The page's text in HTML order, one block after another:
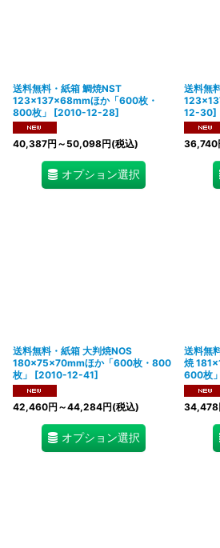
送料無料・紙箱 鯛焼NST
123×137×68mmほか「600枚・
800枚」
[2010-12-28]
40,387円 ～50,098円(税込)
オプション選択
送料無
12-30]
36,740
送料無料・紙箱 大判焼NOS
180×75×70mmほか「600枚・800
枚」
[2010-12-41]
42,460円 ～44,284円(税込)
オプション選択
送料無
焼
600枚」
34,478